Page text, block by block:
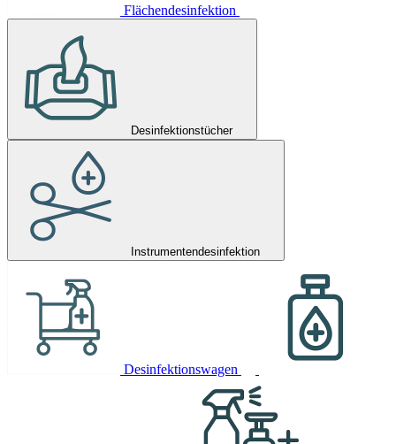
Flächendesinfektion
Desinfektionstücher
Instrumentendesinfektion
Desinfektionswagen